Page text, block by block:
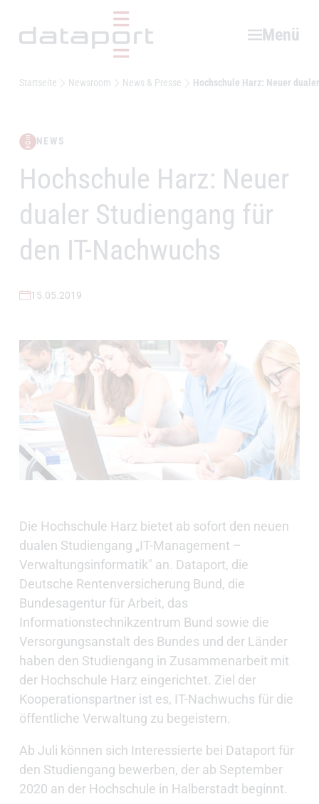
Menü
Startseite Newsroom News & Presse Hochschule Harz: Neuer
NEWS
–Hochschule Harz: Neuer
dualer Studiengang für
den IT-Nachwuchs
15.05.2019
Die Hochschule Harz bietet ab sofort den neuen
dualen Studiengang „IT-Management –
Verwaltungsinformatik" an. Dataport, die
Deutsche Rentenversicherung Bund, die
Bundesagentur für Arbeit, das
Informationstechnikzentrum Bund sowie die
Versorgungsanstalt des Bundes und der Länder
haben den Studiengang in Zusammenarbeit mit
der Hochschule Harz eingerichtet. Ziel der
Kooperationspartner ist es, IT-Nachwuchs für die
öffentliche Verwaltung zu begeistern.
Ab Juli können sich Interessierte bei Dataport für
den Studiengang bewerben, der ab September
2020 an der Hochschule in Halberstadt beginnt.